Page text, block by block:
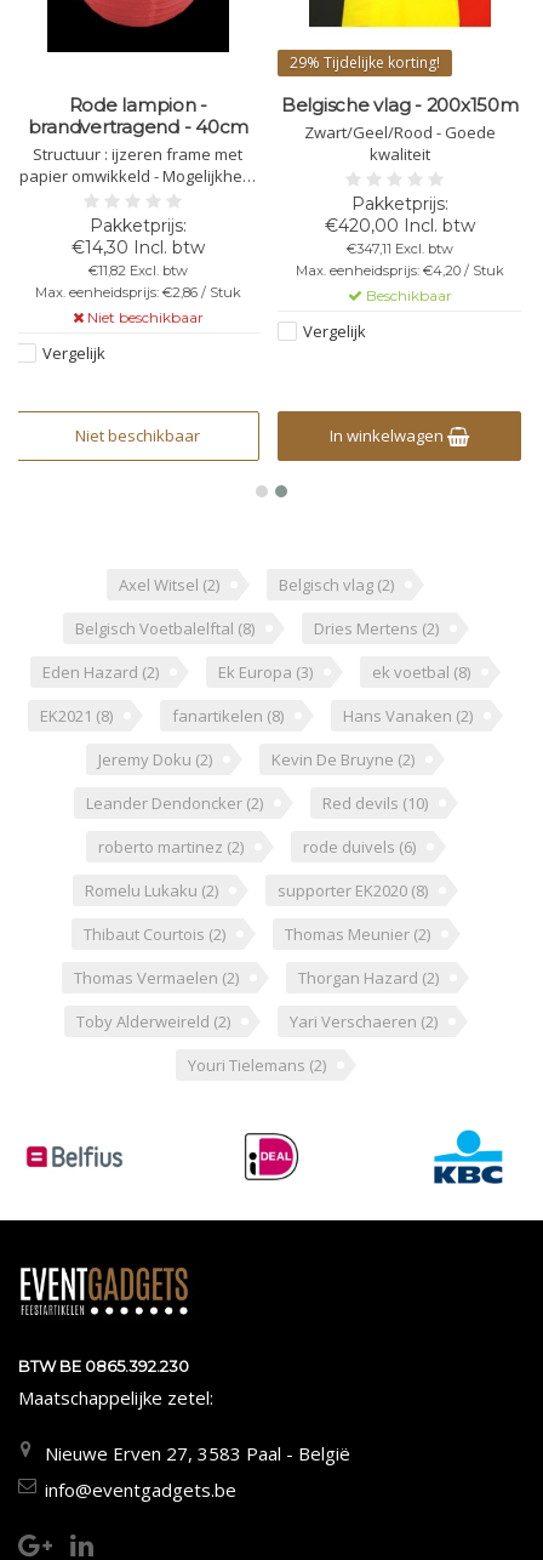
Rode lampion -
brandvertragend - 40cm
Structuur : ijzeren frame met
papier omwikkeld - Mogelijkheid
tot bevestiging van lampje aan
frame - Vast te maken aan lint of
koord - Doorsnede : 25 cm - Kleur
: rood - Brandvertragend papier
€14,30 Incl. btw
€11,82 Excl. btw
Max. eenheidsprijs: €2,86 / Stuk
Niet beschikbaar
Vergelijk
Niet beschikbaar
29% Tijdelijke korting!
Belgische vlag - 200x150m
Zwart/Geel/Rood - Goede
kwaliteit
€420,00 Incl. btw
€347,11 Excl. btw
Max. eenheidsprijs: €4,20 / Stuk
Beschikbaar
Vergelijk
In winkelwagen
Axel Witsel (2) Belgisch vlag (2)
Belgisch Voetbalelftal (8) Dries Mertens (2)
Eden Hazard (2) Ek Europa (3) ek voetbal (8)
EK2021 (8) fanartikelen (8) Hans Vanaken (2)
Jeremy Doku (2) Kevin De Bruyne (2)
Leander Dendoncker (2) Red devils (10)
roberto martinez (2) rode duivels (6)
Romelu Lukaku (2) supporter EK2020 (8)
Thibaut Courtois (2) Thomas Meunier (2)
Thomas Vermaelen (2) Thorgan Hazard (2)
Toby Alderweireld (2) Yari Verschaeren (2)
Youri Tielemans (2)
BTW BE 0865.392.230
Maatschappelijke zetel:
Nieuwe Erven 27, 3583 Paal - België
info@eventgadgets.be